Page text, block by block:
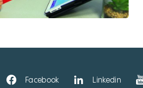
Facebook Linkedin